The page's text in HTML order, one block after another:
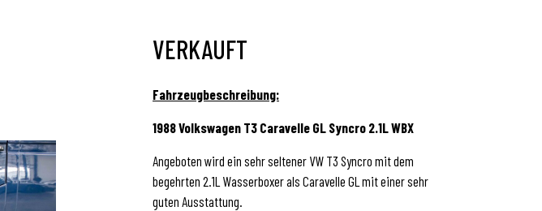
VERKAUFT
Fahrzeugbeschreibung:
1988 Volkswagen T3 Caravelle GL Syncro 2.1L WBX
Angeboten wird ein sehr seltener VW T3 Syncro mit dem
begehrten 2.1L Wasserboxer als Caravelle GL mit einer sehr
guten Ausstattung.